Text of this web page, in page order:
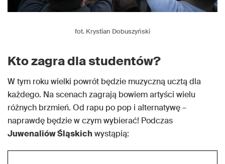
fot. Krystian Dobuszyński
Kto zagra dla studentów?
W tym roku wielki powrót będzie muzyczną ucztą dla
każdego. Na scenach zagrają bowiem artyści wielu
różnych brzmień. Od rapu po pop i alternatywę –
naprawdę będzie w czym wybierać! Podczas
Juwenaliów Śląskichwystąpią: